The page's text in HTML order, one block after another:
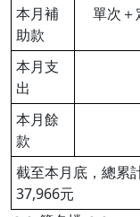
本月補
助款
單次＋
本月支
出
本月餘
款
截至本月底，總累
37,966元